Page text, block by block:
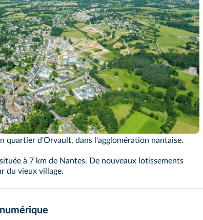
quartier d'Orvault, dans l'agglomération nantaise.
à 7 km de Nantes. De nouveaux lotissements
du vieux village.